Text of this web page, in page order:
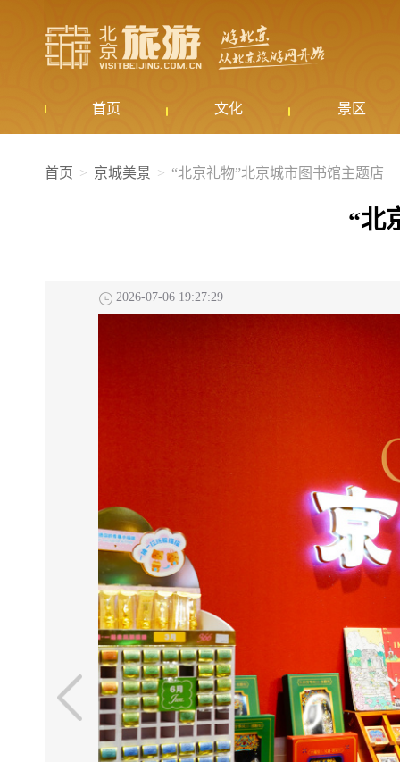
首页 文化 景区
首页 京城美景 “北京礼物”北京城市图书馆主题店
“北
2026-07-06 19:27:29